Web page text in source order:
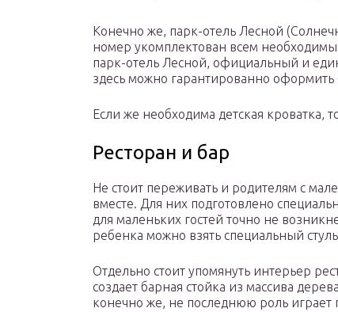
Конечно же, парк-отель Лесной
номер укомплектован всем
парк-отель Лесной, официальный и
здесь можно гарантированно
Если же необходима детская кроватка,
Ресторан и бар
Не стоит переживать и родителям с
вместе. Для них подготовлено
для маленьких гостей точно не
ребенка можно взять специальный
Отдельно стоит упомянуть интерьер
создает барная стойка из массива
конечно же, не последнюю роль